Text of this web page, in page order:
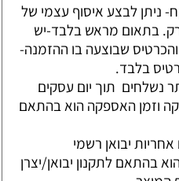
ניתן לבצע איסוף עצמי של
בתאום מראש בלבד-יש
שבוצעה בו ההזמנה-
בלבד.
נשלחים תוך יום עסקים
וזמן האספקה הוא בהתאם
יבואן רשמי
בהתאם לתקנון יבואן/יצרן